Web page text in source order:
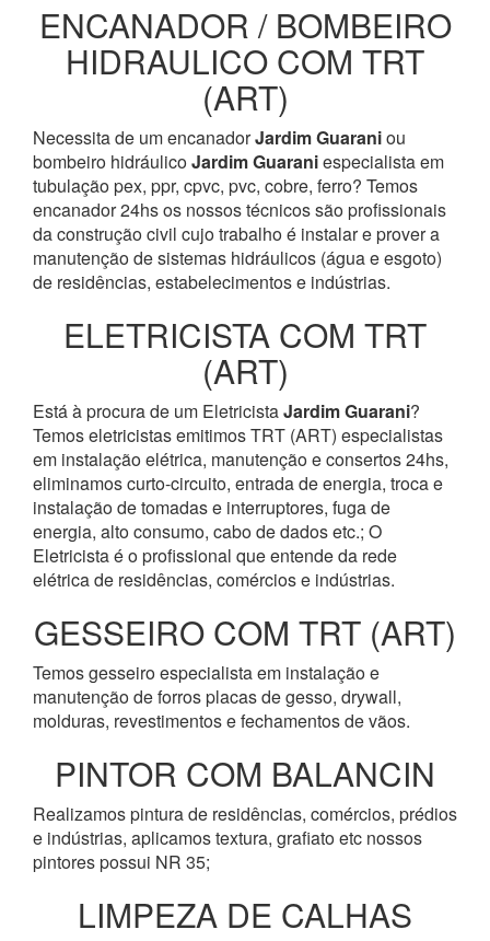
ENCANADOR / BOMBEIRO
HIDRAULICO COM TRT
(ART)
Necessita de um encanadorJardim Guaraniou
bombeiro hidráulicoJardim Guaraniespecialista em
tubulação pex, ppr, cpvc, pvc, cobre, ferro? Temos
encanador 24hs os nossos técnicos são profissionais
da construção civil cujo trabalho é instalar e prover a
manutenção de sistemas hidráulicos (água e esgoto)
de residências, estabelecimentos e indústrias.
ELETRICISTA COM TRT
(ART)
Está à procura de um EletricistaJardim Guarani?
Temos eletricistas emitimos TRT (ART) especialistas
em instalação elétrica, manutenção e consertos 24hs,
eliminamos curto-circuito, entrada de energia, troca e
instalação de tomadas e interruptores, fuga de
energia, alto consumo, cabo de dados etc.; O
Eletricista é o profissional que entende da rede
elétrica de residências, comércios e indústrias.
GESSEIRO COM TRT (ART)
Temos gesseiro especialista em instalação e
manutenção de forros placas de gesso, drywall,
molduras, revestimentos e fechamentos de vãos.
PINTOR COM BALANCIN
Realizamos pintura de residências, comércios, prédios
e indústrias, aplicamos textura, grafiato etc nossos
pintores possui NR 35;
LIMPEZA DE CALHAS